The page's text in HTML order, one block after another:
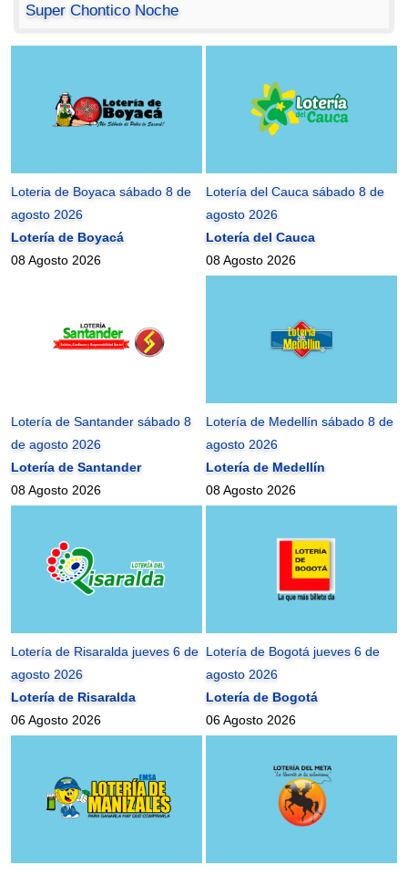
Super Chontico Noche
Loteria de Boyaca sábado 8 de
agosto 2026
Lotería de Boyacá
08 Agosto 2026
Lotería del Cauca sábado 8 de
agosto 2026
Lotería del Cauca
08 Agosto 2026
Lotería de Santander sábado 8
de agosto 2026
Lotería de Santander
08 Agosto 2026
Lotería de Medellín sábado 8 de
agosto 2026
Lotería de Medellín
08 Agosto 2026
Lotería de Risaralda jueves 6 de
agosto 2026
Lotería de Risaralda
06 Agosto 2026
Lotería de Bogotá jueves 6 de
agosto 2026
Lotería de Bogotá
06 Agosto 2026